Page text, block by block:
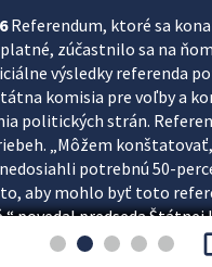
Referendum, ktoré sa
zúčastnilo sa na
výsledky referenda
komisia pre voľby a
politických strán.
„Môžem
potrebnú 50-
aby mohlo byť toto
povedal predseda Štátnej
financovania politických...